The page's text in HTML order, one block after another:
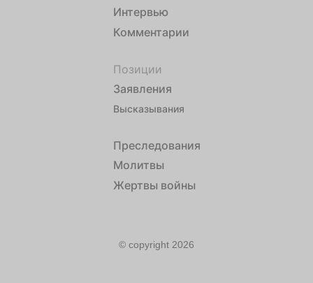
Интервью
Комментарии
Позиции
Заявления
Высказывания
Преследования
Молитвы
Жертвы войны
© copyright 2026